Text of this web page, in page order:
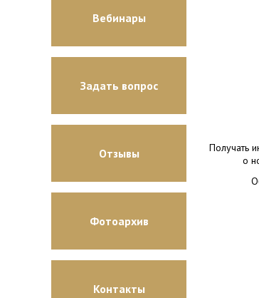
Вебинары
Задать вопрос
Отзывы
Фотоархив
Контакты
Получать
о